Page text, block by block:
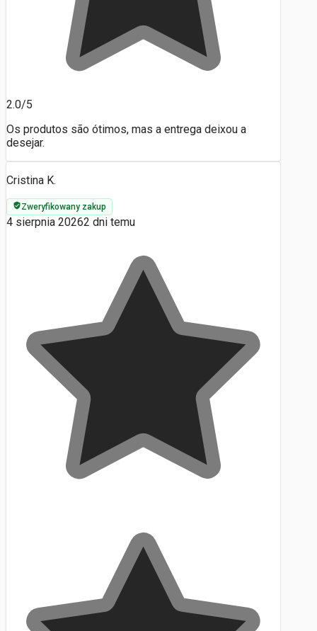
2.0/5
Os produtos são ótimos, mas a entrega deixou a
desejar.
Cristina K.
Zweryfikowany zakup
4 sierpnia 20262 dni temu